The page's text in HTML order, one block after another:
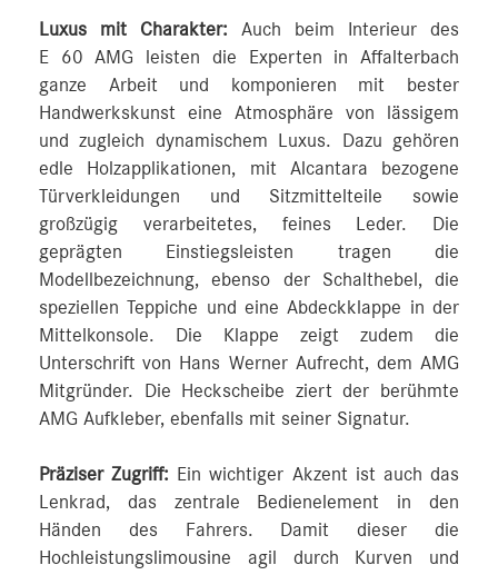
Luxus mit Charakter: Auch beim Interieur des
E 60 AMG leisten die Experten in Affalterbach
ganze Arbeit und komponieren mit bester
Handwerkskunst eine Atmosphäre von lässigem
und zugleich dynamischem Luxus. Dazu gehören
edle Holzapplikationen, mit Alcantara bezogene
Türverkleidungen und Sitzmittelteile sowie
großzügig verarbeitetes, feines Leder. Die
geprägten Einstiegsleisten tragen die
Modellbezeichnung, ebenso der Schalthebel, die
speziellen Teppiche und eine Abdeckklappe in der
Mittelkonsole. Die Klappe zeigt zudem die
Unterschrift von Hans Werner Aufrecht, dem AMG
Mitgründer. Die Heckscheibe ziert der berühmte
AMG Aufkleber, ebenfalls mit seiner Signatur.
Präziser Zugriff: Ein wichtiger Akzent ist auch das
Lenkrad, das zentrale Bedienelement in den
Händen des Fahrers. Damit dieser die
Hochleistungslimousine agil durch Kurven und